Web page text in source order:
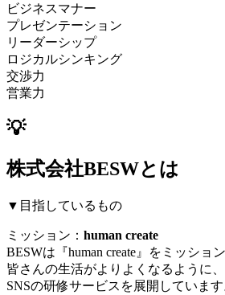
ビジネスマナー
プレゼンテーション
リーダーシップ
ロジカルシンキング
交渉力
営業力
💡
株式会社BESWとは
▼目指しているもの
ミッション： human create
BESWは『human create』をミッショ
皆さんの生活がよりよくなるように
SNSの研修サービスを展開していま